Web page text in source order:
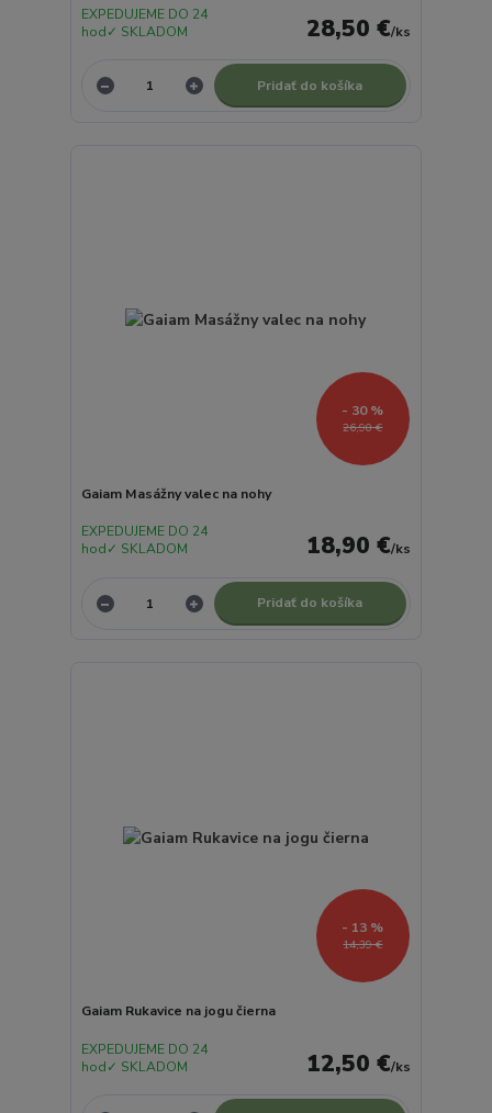
28,50 €/ks
EXPEDUJEME DO 24
hod✓ SKLADOM
Pridať do košíka
26,90 €
- 30 %
Gaiam Masážny valec na nohy
18,90 €/ks
EXPEDUJEME DO 24
hod✓ SKLADOM
Pridať do košíka
14,39 €
- 13 %
Gaiam Rukavice na jogu čierna
12,50 €/ks
EXPEDUJEME DO 24
hod✓ SKLADOM